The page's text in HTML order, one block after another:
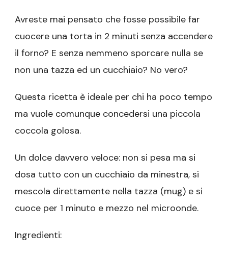
Avreste mai pensato che fosse possibile far
cuocere una torta in 2 minuti senza accendere
il forno? E senza nemmeno sporcare nulla se
non una tazza ed un cucchiaio? No vero?
Questa ricetta è ideale per chi ha poco tempo
ma vuole comunque concedersi una piccola
coccola golosa.
Un dolce davvero veloce: non si pesa ma si
dosa tutto con un cucchiaio da minestra, si
mescola direttamente nella tazza (mug) e si
cuoce per 1 minuto e mezzo nel microonde.
Ingredienti: